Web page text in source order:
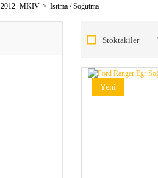
2012- MKIV Isıtma / Soğutma
Stoktakiler
Yeni